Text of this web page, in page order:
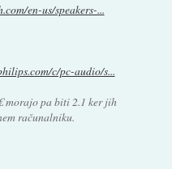
en-us/speakers-...
c/pc-audio/s...
morajo pa biti 2.1 ker jih
računalniku.